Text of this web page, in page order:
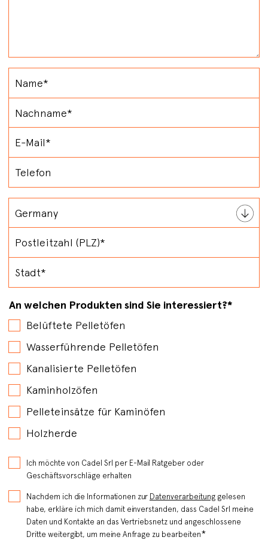
An welchen Produkten sind Sie interessiert?*
Belüftete Pelletöfen
Wasserführende Pelletöfen
Kanalisierte Pelletöfen
Kaminholzöfen
Pelleteinsätze für Kaminöfen
Holzherde
Ich möchte von Cadel Srl per E-Mail Ratgeber oder
Geschäftsvorschläge erhalten
Nachdem ich die Informationen zur Datenverarbeitung gelesen
habe, erkläre ich mich damit einverstanden, dass Cadel Srl meine
Daten und Kontakte an das Vertriebsnetz und angeschlossene
Dritte weitergibt, um meine Anfrage zu bearbeiten*